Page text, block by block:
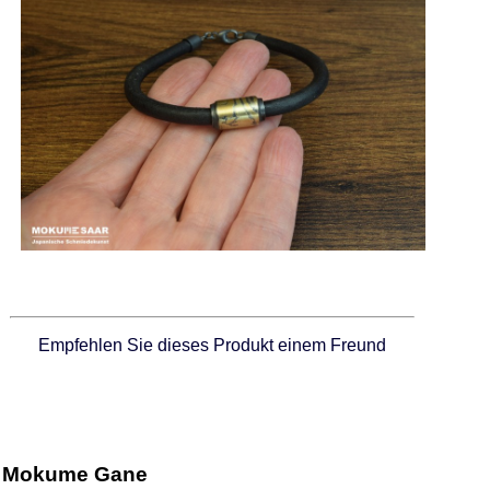
Empfehlen Sie dieses Produkt einem Freund
Mokume Gane